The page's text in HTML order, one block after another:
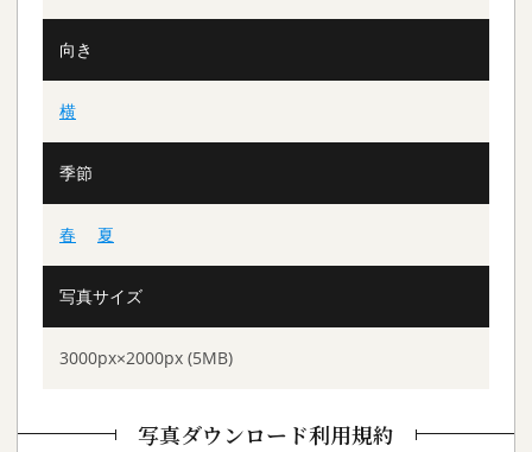
向き
横
季節
春 夏
写真サイズ
3000px×2000px (5MB)
写真ダウンロード利用規約